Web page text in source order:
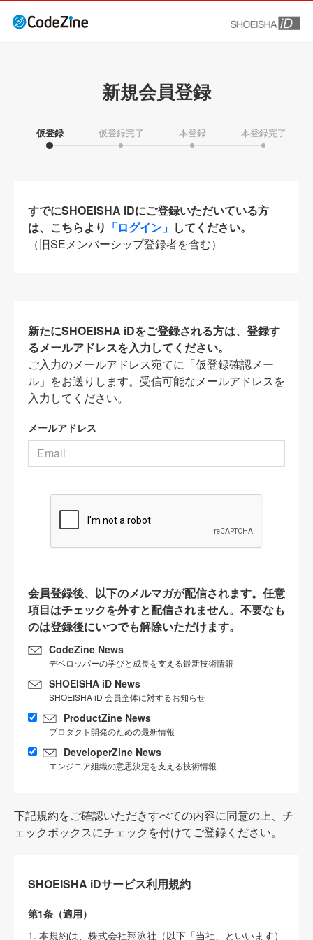
新規会員登録
仮登録 仮登録完了 本登録 本登録完了
すでにSHOEISHA iDにご登録いただいている方
は、こちらより 「ログイン」 してください。
（旧SEメンバーシップ登録者を含む）
新たにSHOEISHA iDをご登録される方は、登録す
るメールアドレスを入力してください。
ご入力のメールアドレス宛てに「仮登録確認メー
ル」をお送りします。受信可能なメールアドレスを
入力してください。
メールアドレス
会員登録後、以下のメルマガが配信されます。任意
項目はチェックを外すと配信されません。不要なも
のは登録後にいつでも解除いただけます。
CodeZine News
デベロッパーの学びと成長を支える最新技術情報
SHOEISHA iD News
SHOEISHA iD 会員全体に対するお知らせ
ProductZine News
プロダクト開発のための最新情報
DeveloperZine News
エンジニア組織の意思決定を支える技術情報
下記規約をご確認いただきすべての内容に同意の上、チ
ェックボックスにチェックを付けてご登録ください。
SHOEISHA iDサービス利用規約
第1条（適用）
1. 本規約は、株式会社翔泳社（以下「当社」といいます）